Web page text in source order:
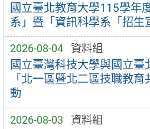
國立臺北教育大學115學年
系」暨「資訊科學系「招生
2026-08-04 資料組
國立臺灣科技大學與國立臺
「北一區暨北二區技職教
動
2026-08-03 資料組